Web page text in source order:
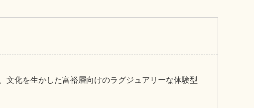
文化を生かした富裕層向けのラグジュアリーな体験型